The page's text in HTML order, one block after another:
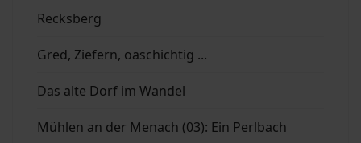
Recksberg
Gred, Ziefern, oaschichtig ...
Das alte Dorf im Wandel
Mühlen an der Menach (03): Ein Perlbach